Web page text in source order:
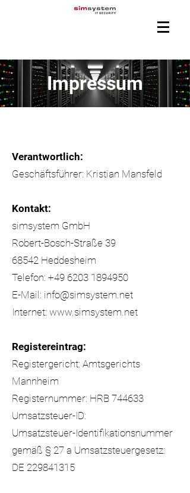
Impressum
Verantwortlich:
Geschäftsführer: Kristian Mansfeld
Kontakt:
simsystem GmbH
Robert-Bosch-Straße 39
68542 Heddesheim
Telefon: +49 6203 1894950
E-Mail: info@simsystem.net
Internet: www.simsystem.net
Registereintrag:
Registergericht: Amtsgerichts
Mannheim
Registernummer: HRB 744633
Umsatzsteuer-ID:
Umsatzsteuer-Identifikationsnummer
gemäß § 27 a Umsatzsteuergesetz:
DE 229841315